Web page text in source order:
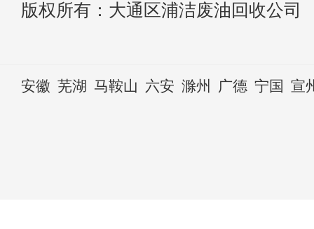
版权所有：大通区浦洁废油回收公司
安徽 芜湖 马鞍山 六安 滁州 广德 宁国 宣